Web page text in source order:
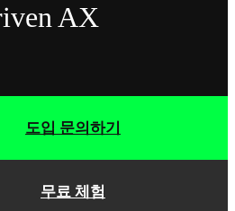
AX
무료 체험
도입 문의하기